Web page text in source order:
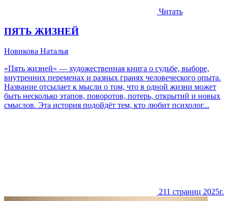
Читать
ПЯТЬ ЖИЗНЕЙ
Новикова Наталья
«Пять жизней» — художественная книга о судьбе, выборе,
внутренних переменах и разных гранях человеческого опыта.
Название отсылает к мысли о том, что в одной жизни может
быть несколько этапов, поворотов, потерь, открытий и новых
смыслов. Эта история подойдёт тем, кто любит психолог...
211 страниц 2025г.